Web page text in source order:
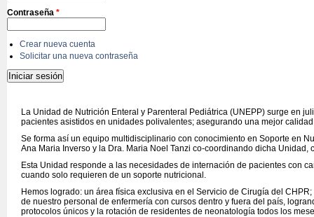
Contraseña *
Crear nueva cuenta
Solicitar una nueva contraseña
La Unidad de Nutrición Enteral y Parenteral Pediátrica (UNEPP) surge en
pacientes asistidos en unidades polivalentes; asegurando una mejor
Se forma así un equipo multidisciplinario con conocimiento en Soporte en
Ana Maria Inverso y la Dra. Maria Noel Tanzi co-coordinando dicha
Esta Unidad responde a las necesidades de internación de pacientes con
cuando solo requieren de un soporte nutricional.
Hemos logrado: un área física exclusiva en el Servicio de Cirugía del
de nuestro personal de enfermería con cursos dentro y fuera del país,
protocolos únicos y la rotación de residentes de neonatología todos los